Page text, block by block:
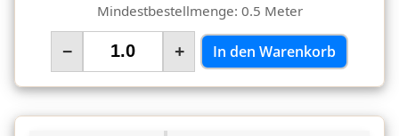
Mindestbestellmenge: 0.5 Meter
− + In den Warenkorb